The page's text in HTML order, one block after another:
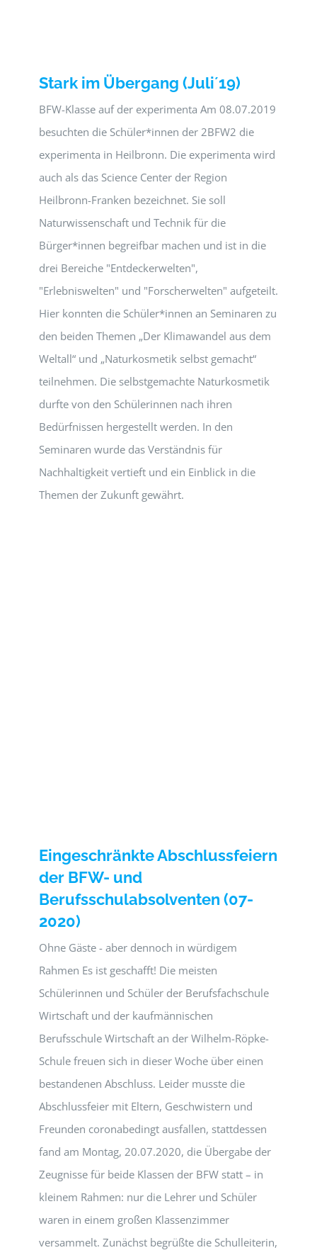
Stark im Übergang (Juli´19)
BFW-Klasse auf der experimenta Am 08.07.2019
besuchten die Schüler*innen der 2BFW2 die
experimenta in Heilbronn. Die experimenta wird
auch als das Science Center der Region
Heilbronn-Franken bezeichnet. Sie soll
Naturwissenschaft und Technik für die
Bürger*innen begreifbar machen und ist in die
drei Bereiche "Entdeckerwelten",
"Erlebniswelten" und "Forscherwelten" aufgeteilt.
Hier konnten die Schüler*innen an Seminaren zu
den beiden Themen „Der Klimawandel aus dem
Weltall“ und „Naturkosmetik selbst gemacht“
teilnehmen. Die selbstgemachte Naturkosmetik
durfte von den Schülerinnen nach ihren
Bedürfnissen hergestellt werden. In den
Seminaren wurde das Verständnis für
Nachhaltigkeit vertieft und ein Einblick in die
Themen der Zukunft gewährt.
Eingeschränkte Abschlussfeiern
der BFW- und
Berufsschulabsolventen (07-
2020)
Ohne Gäste - aber dennoch in würdigem
Rahmen Es ist geschafft! Die meisten
Schülerinnen und Schüler der Berufsfachschule
Wirtschaft und der kaufmännischen
Berufsschule Wirtschaft an der Wilhelm-Röpke-
Schule freuen sich in dieser Woche über einen
bestandenen Abschluss. Leider musste die
Abschlussfeier mit Eltern, Geschwistern und
Freunden coronabedingt ausfallen, stattdessen
fand am Montag, 20.07.2020, die Übergabe der
Zeugnisse für beide Klassen der BFW statt – in
kleinem Rahmen: nur die Lehrer und Schüler
waren in einem großen Klassenzimmer
versammelt. Zunächst begrüßte die Schulleiterin,